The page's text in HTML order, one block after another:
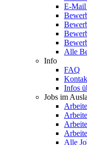
E-Mail
Alle
Info
FAQ
Infos
Jobs im
Alle